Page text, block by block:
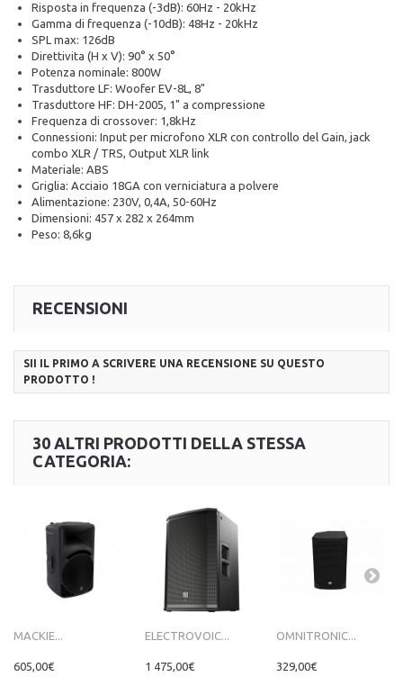
Risposta in frequenza (-3dB): 60Hz - 20kHz
Gamma di frequenza (-10dB): 48Hz - 20kHz
SPL max: 126dB
Direttivita (H x V): 90° x 50°
Potenza nominale: 800W
Trasduttore LF: Woofer EV-8L, 8"
Trasduttore HF: DH-2005, 1" a compressione
Frequenza di crossover: 1,8kHz
Connessioni: Input per microfono XLR con controllo del Gain, jack
combo XLR / TRS, Output XLR link
Materiale: ABS
Griglia: Acciaio 18GA con verniciatura a polvere
Alimentazione: 230V, 0,4A, 50-60Hz
Dimensioni: 457 x 282 x 264mm
Peso: 8,6kg
RECENSIONI
SII IL PRIMO A SCRIVERE UNA RECENSIONE SU QUESTO
PRODOTTO !
30 ALTRI PRODOTTI DELLA STESSA
CATEGORIA:
MACKIE...
605,00€
ELECTROVOIC...
1 475,00€
OMNITRONIC...
329,00€